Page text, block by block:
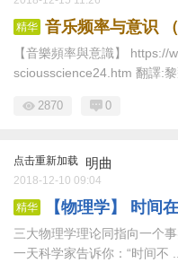
精华 音乐频率与意识 （
【音樂頻率與意識】
sciousscience24.htm 翻譯:
2870 0
点击重新加载 明曲
2018-12-10 09:04
精华 【物理学】 时间
三大物理学理论同指向一个
一天科学家告诉你：“时间不